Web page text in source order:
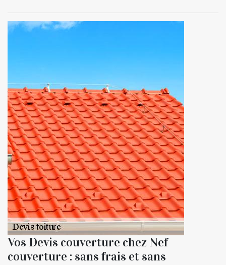
Vos Devis couverture chez Nef
couverture : sans frais et sans